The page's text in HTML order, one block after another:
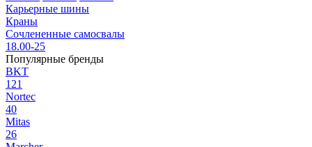
Карьерные шины
Краны
Сочлененные самосвалы
18.00-25
Популярные бренды
BKT
121
Nortec
40
Mitas
26